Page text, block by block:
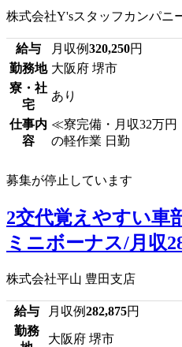
株式会社Y'sスタッフカンパニ
給与 月収例320,250円
勤務地 大阪府 堺市
寮・社
宅
あり
仕事内
容
≪寮完備・月収32万
の軽作業 日勤
募集が停止しています
2交代覚えやすい車
ミニボーナス/月収
株式会社平山 豊田支店
給与 月収例282,875円
勤務
大阪府 堺市